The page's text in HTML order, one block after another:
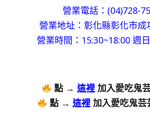
營業電話：(04)728-
營業地址：彰化縣彰化市成
營業時間：15:30~18:00 週
點 → 這裡 加入愛吃鬼
點 → 這裡加入愛吃鬼芸